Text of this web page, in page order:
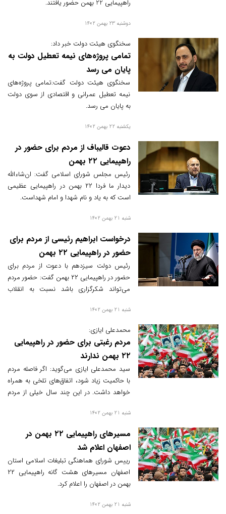
راهپیمایی 22 بهمن حضور یافتند.
دوشنبه 23 بهمن 1402
سخنگوی هیئت دولت‌ خبر داد:
تمامی پروژه‌های نیمه تعطیل دولت به
پایان می رسد
سخنگوی‌ هیئت دولت گفت:تمامی پروژه‌های
نیمه تعطیل عمرانی و اقتصادی از سوی دولت
به پایان می رسد.
یکشنبه 22 بهمن 1402
دعوت قالیباف از مردم برای حضور در
راهپیمایی ۲۲ بهمن
رئیس مجلس شورای اسلامی گفت: ان‌شاءالله
دیدار ما فردا ۲۲ بهمن در راهپیمایی عظیمی
است که به یاد و نام شهدا و امام شهداست.
شنبه 21 بهمن 1402
درخواست ابراهیم رئیسی از مردم برای
حضور در راهپیمایی ۲۲ بهمن
رئیس دولت سیزدهم با دعوت از مردم برای
حضور در راهپیمایی ۲۲ بهمن گفت: حضور مردم
می‌تواند شکرگزاری باشد نسبت به انقلاب
میثاق با ولایت و رهبری.
شنبه 21 بهمن 1402
محمدعلی ایازی:
مردم رغبتی برای حضور در راهپیمایی
۲۲ بهمن ندارند
سید محمدعلی ایازی می‌گوید: اگر فاصله مردم
با حاکمیت زیاد شود، اتفاق‌های تلخی به همراه
خواهد داشت. در این چند سال خیلی از مردم
نمی‌دهند و معتقدند اگر شرکت کنند، نظام این
شنبه 21 بهمن 1402
مسیرهای راهپیمایی ۲۲ بهمن در
اصفهان اعلام شد
رییس شورای هماهنگی تبلیغات اسلامی استان
اصفهان مسیرهای هشت گانه راهپیمایی ۲۲
بهمن در اصفهان را اعلام کرد.
شنبه 21 بهمن 1402